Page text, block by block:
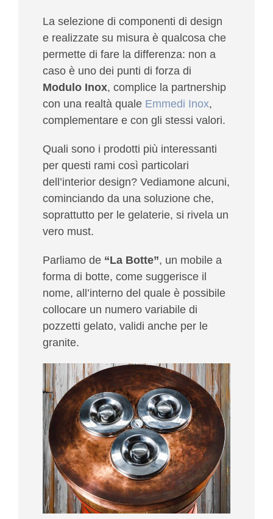
La selezione di componenti di design
e realizzate su misura è qualcosa che
permette di fare la differenza: non a
caso è uno dei punti di forza di
Modulo Inox, complice la partnership
con una realtà quale Emmedi Inox,
complementare e con gli stessi valori.
Quali sono i prodotti più interessanti
per questi rami così particolari
dell’interior design? Vediamone alcuni,
cominciando da una soluzione che,
soprattutto per le gelaterie, si rivela un
vero must.
Parliamo de “La Botte”, un mobile a
forma di botte, come suggerisce il
nome, all’interno del quale è possibile
collocare un numero variabile di
pozzetti gelato, validi anche per le
granite.